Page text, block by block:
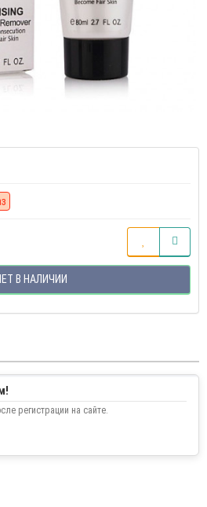
В НАЛИЧИИ
регистрации на сайте.